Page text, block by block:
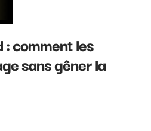
: comment les
sans gêner la